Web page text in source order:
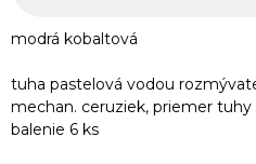
modrá kobaltová
tuha pastelová vodou
mechan. ceruziek, priemer
balenie 6 ks